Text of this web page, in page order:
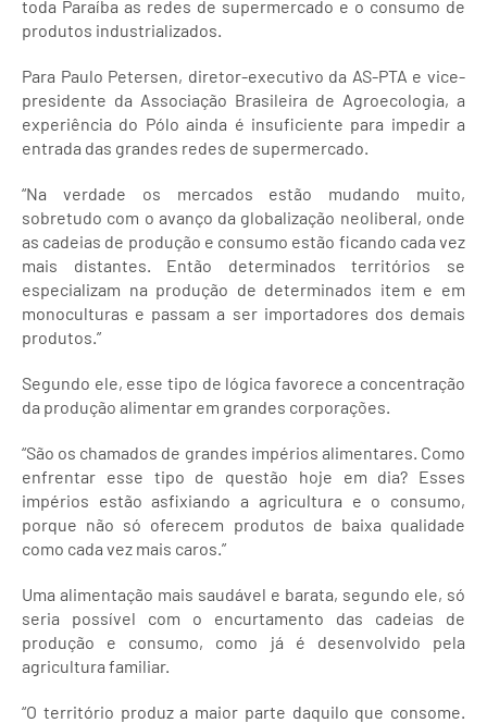
toda Paraíba as redes de supermercado e o consumo de
produtos industrializados.
Para Paulo Petersen, diretor-executivo da AS-PTA e vice-
presidente da Associação Brasileira de Agroecologia, a
experiência do Pólo ainda é insuficiente para impedir a
entrada das grandes redes de supermercado.
“Na verdade os mercados estão mudando muito,
sobretudo com o avanço da globalização neoliberal, onde
as cadeias de produção e consumo estão ficando cada vez
mais distantes. Então determinados territórios se
especializam na produção de determinados item e em
monoculturas e passam a ser importadores dos demais
produtos.”
Segundo ele, esse tipo de lógica favorece a concentração
da produção alimentar em grandes corporações.
“São os chamados de grandes impérios alimentares. Como
enfrentar esse tipo de questão hoje em dia? Esses
impérios estão asfixiando a agricultura e o consumo,
porque não só oferecem produtos de baixa qualidade
como cada vez mais caros.”
Uma alimentação mais saudável e barata, segundo ele, só
seria possível com o encurtamento das cadeias de
produção e consumo, como já é desenvolvido pela
agricultura familiar.
“O território produz a maior parte daquilo que consome.